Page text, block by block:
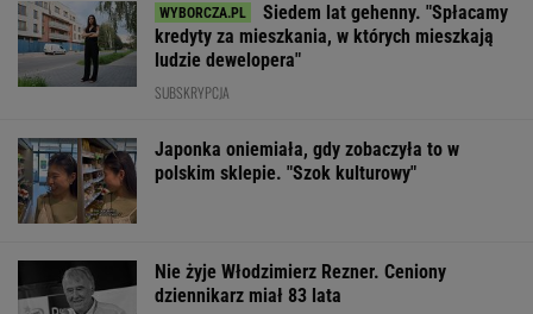
Siedem lat gehenny. "Spłacamy
kredyty za mieszkania, w których mieszkają
ludzie dewelopera"
SUBSKRYPCJA
Japonka oniemiała, gdy zobaczyła to w
polskim sklepie. "Szok kulturowy"
Nie żyje Włodzimierz Rezner. Ceniony
dziennikarz miał 83 lata